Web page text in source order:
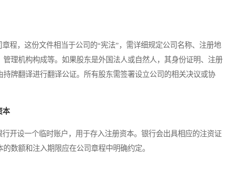
，这份文件相当于公司的“宪法”，需详细规定公司名称、注册地
理机构构成等。如果股东是外国法人或自然人，其身份证明、注册
牌翻译进行翻译公证。所有股东需签署设立公司的相关决议或协
本
设一个临时账户，用于存入注册资本。银行会出具相应的注资证
数额和注入期限应在公司章程中明确约定。